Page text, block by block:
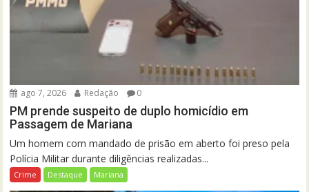
ago 7, 2026 Redação 0
PM prende suspeito de duplo homicídio em
Passagem de Mariana
Um homem com mandado de prisão em aberto foi preso pela
Polícia Militar durante diligências realizadas...
Crime Destaque Mariana